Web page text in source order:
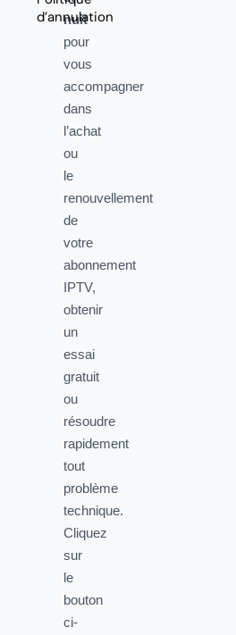
d’annulation
nuit
pour
vous
accompagner
dans
l’achat
ou
le
renouvellement
de
votre
abonnement
IPTV,
obtenir
un
essai
gratuit
ou
résoudre
rapidement
tout
problème
technique.
Cliquez
sur
le
bouton
ci-